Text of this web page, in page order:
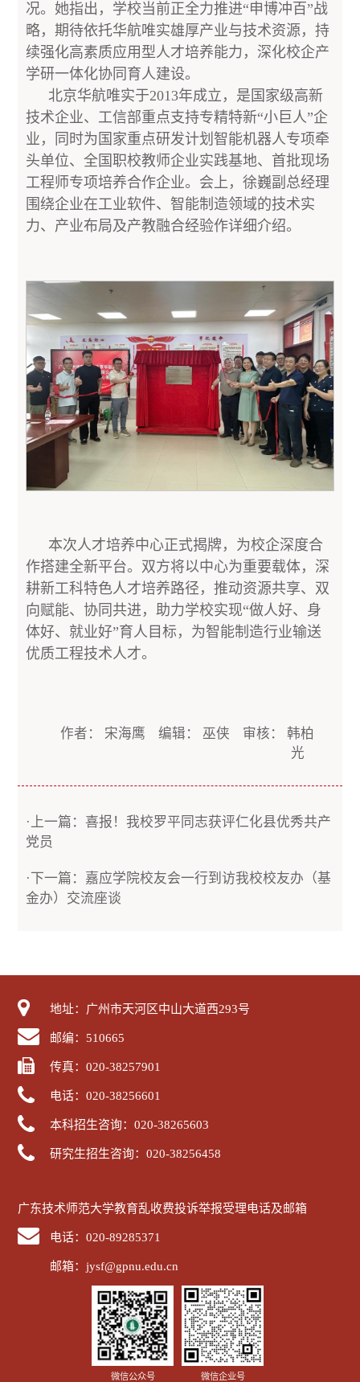
况。她指出，学校当前正全力推进“申博冲百”战
略，期待依托华航唯实雄厚产业与技术资源，持
续强化高素质应用型人才培养能力，深化校企产
学研一体化协同育人建设。
北京华航唯实于2013年成立，是国家级高新
技术企业、工信部重点支持专精特新“小巨人”企
业，同时为国家重点研发计划智能机器人专项牵
头单位、全国职校教师企业实践基地、首批现场
工程师专项培养合作企业。会上，徐巍副总经理
围绕企业在工业软件、智能制造领域的技术实
力、产业布局及产教融合经验作详细介绍。
本次人才培养中心正式揭牌，为校企深度合
作搭建全新平台。双方将以中心为重要载体，深
耕新工科特色人才培养路径，推动资源共享、双
向赋能、协同共进，助力学校实现“做人好、身
体好、就业好”育人目标，为智能制造行业输送
优质工程技术人才。
作者： 宋海鹰 编辑： 巫侠 审核： 韩柏
光
·上一篇：喜报！我校罗平同志获评仁化县优秀共产
党员
·下一篇：嘉应学院校友会一行到访我校校友办（基
金办）交流座谈
地址：广州市天河区中山大道西293号
邮编：510665
传真：020-38257901
电话：020-38256601
本科招生咨询：020-38265603
研究生招生咨询：020-38256458
广东技术师范大学教育乱收费投诉举报受理电话及邮箱
电话：020-89285371
邮箱：jysf@gpnu.edu.cn
微信公众号 微信企业号